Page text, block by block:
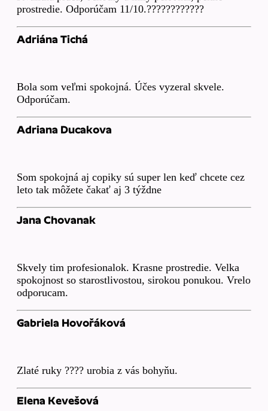
prostredie. Odporúčam 11/10.????????????
Adriána Tichá
Bola som veľmi spokojná. Účes vyzeral skvele.
Odporúčam.
Adriana Ducakova
Som spokojná aj copiky sú super len keď chcete cez
leto tak môžete čakať aj 3 týždne
Jana Chovanak
Skvely tim profesionalok. Krasne prostredie. Velka
spokojnost so starostlivostou, sirokou ponukou. Vrelo
odporucam.
Gabriela Hovořáková
Zlaté ruky ???? urobia z vás bohyňu.
Elena Kevešová